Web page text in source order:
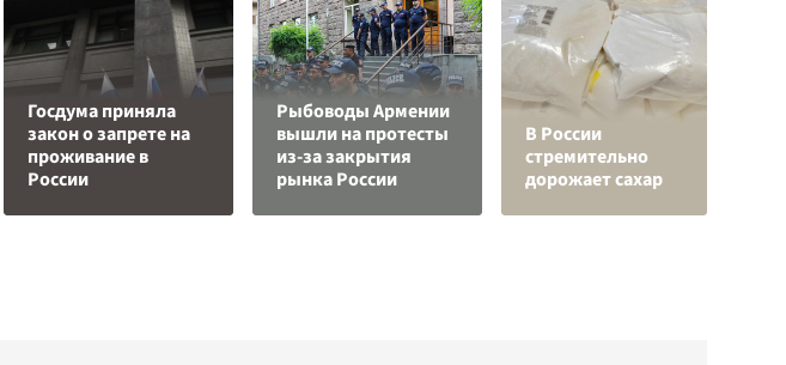
Госдума приняла
закон о запрете на
проживание в
России
Рыбоводы Армении
вышли на протесты
из-за закрытия
рынка России
В России
стремительно
дорожает сахар